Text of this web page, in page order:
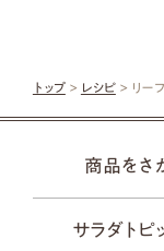
トップ > レシピ> リー
商品をさ
サラダトピ